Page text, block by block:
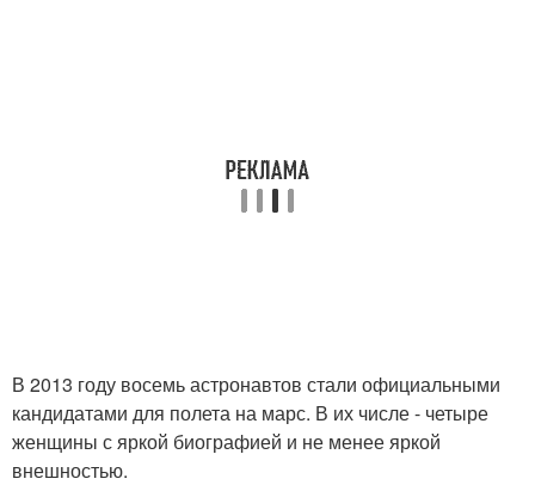
В 2013 году восемь астронавтов стали официальными
кандидатами для полета на марс. В их числе - четыре
женщины с яркой биографией и не менее яркой
внешностью.